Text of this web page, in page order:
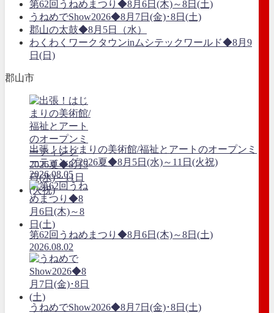
第62回うねめまつり◆8月6日(木)～8日(土)
うねめでShow2026◆8月7日(金)･8日(土)
郡山の太鼓◆8月5日（水）
わくわくワークタウンinムシテックワールド◆8月9
日(日)
郡山市
出張！はじまりの美術館/福祉とアートのオープンミ
ーティング2026夏◆8月5日(水)～11日(火祝)
2026.08.05
第62回うねめまつり◆8月6日(木)～8日(土)
2026.08.02
うねめでShow2026◆8月7日(金)･8日(土)